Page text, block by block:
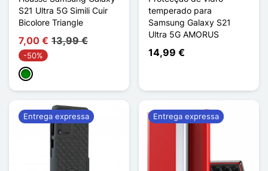
S21 Ultra 5G Simili Cuir
Bicolore Triangle
7,00 € 13,99 €
-50%
Verde
temperado para
Samsung Galaxy S21
Ultra 5G AMORUS
14,99 €
Entrega expressa Entrega expressa